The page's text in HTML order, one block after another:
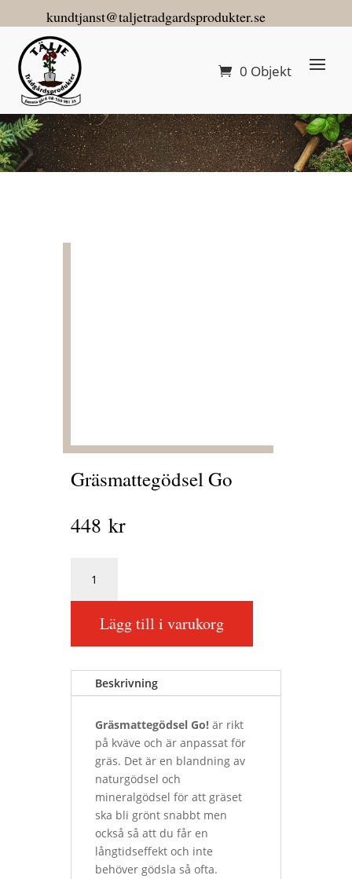
kundtjanst@taljetradgardsprodukter.se
0 Objekt
Gräsmattegödsel Go
448 kr
mängd
Lägg till i varukorg
Beskrivning
Gräsmattegödsel Go!är rikt
på kväve och är anpassat för
gräs. Det är en blandning av
naturgödsel och
mineralgödsel för att gräset
ska bli grönt snabbt men
också så att du får en
långtidseffekt och inte
behöver gödsla så ofta.